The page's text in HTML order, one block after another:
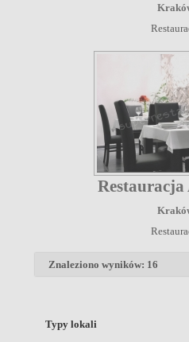
Znaleziono wyników: 16
Typy lokali